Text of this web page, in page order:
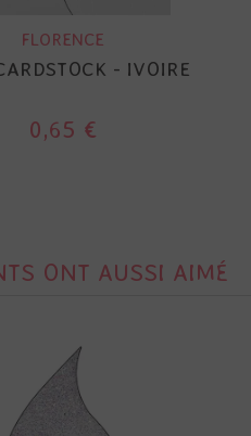
FLORENCE
- IVOIRE
0,65 €
ONT AUSSI AIMÉ